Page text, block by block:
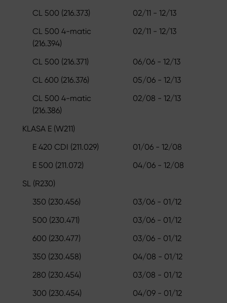
CL 500 (216.373)
02/11 - 12/13
CL 500 4-matic
(216.394)
02/11 - 12/13
CL 500 (216.371)
06/06 - 12/13
CL 600 (216.376)
05/06 - 12/13
CL 500 4-matic
(216.386)
02/08 - 12/13
KLASA E (W211)
E 420 CDI (211.029)
01/06 - 12/08
E 500 (211.072)
04/06 - 12/08
SL (R230)
350 (230.456)
03/06 - 01/12
500 (230.471)
03/06 - 01/12
600 (230.477)
03/06 - 01/12
350 (230.458)
04/08 - 01/12
280 (230.454)
03/08 - 01/12
300 (230.454)
04/09 - 01/12